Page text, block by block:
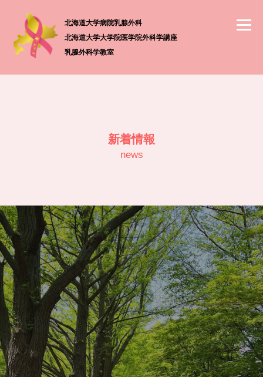
北海道大学病院乳腺外科
北海道大学大学院医学院外科学講座
乳腺外科学教室
新着情報
news